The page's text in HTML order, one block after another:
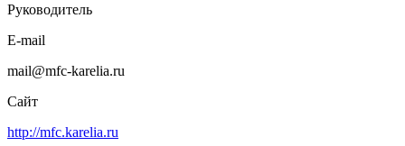
Руководитель
E-mail
mail@mfc-karelia.ru
Сайт
http://mfc.karelia.ru